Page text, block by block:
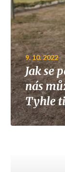
9. 10. 2022
Jak se
nás
Tyhle